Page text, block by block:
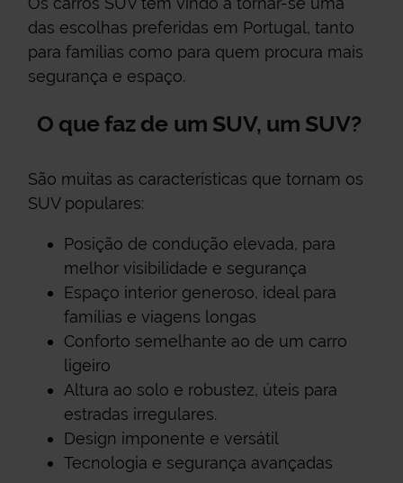
das escolhas preferidas em Portugal, tanto
para famílias como para quem procura mais
segurança e espaço.
O que faz de um SUV, um SUV?
São muitas as características que tornam os
SUV populares:
Posição de condução elevada, para
melhor visibilidade e segurança
Espaço interior generoso, ideal para
famílias e viagens longas
Conforto semelhante ao de um carro
ligeiro
Altura ao solo e robustez, úteis para
estradas irregulares.
Design imponente e versátil
Tecnologia e segurança avançadas